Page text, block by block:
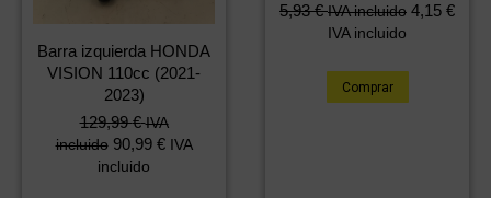
Barra izquierda HONDA
VISION 110cc (2021-
2023)
129,99€ IVA
incluido 90,99 € IVA
incluido
5,93€ IVA incluido 4,15 €
IVA incluido
Comprar